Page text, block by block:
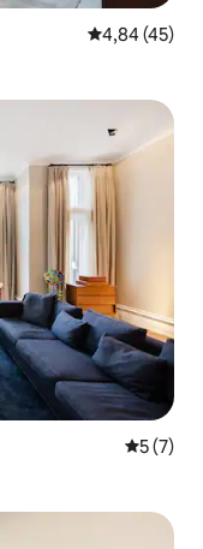
4,84 de uma
4,84 (45)
5 de
5 (7)